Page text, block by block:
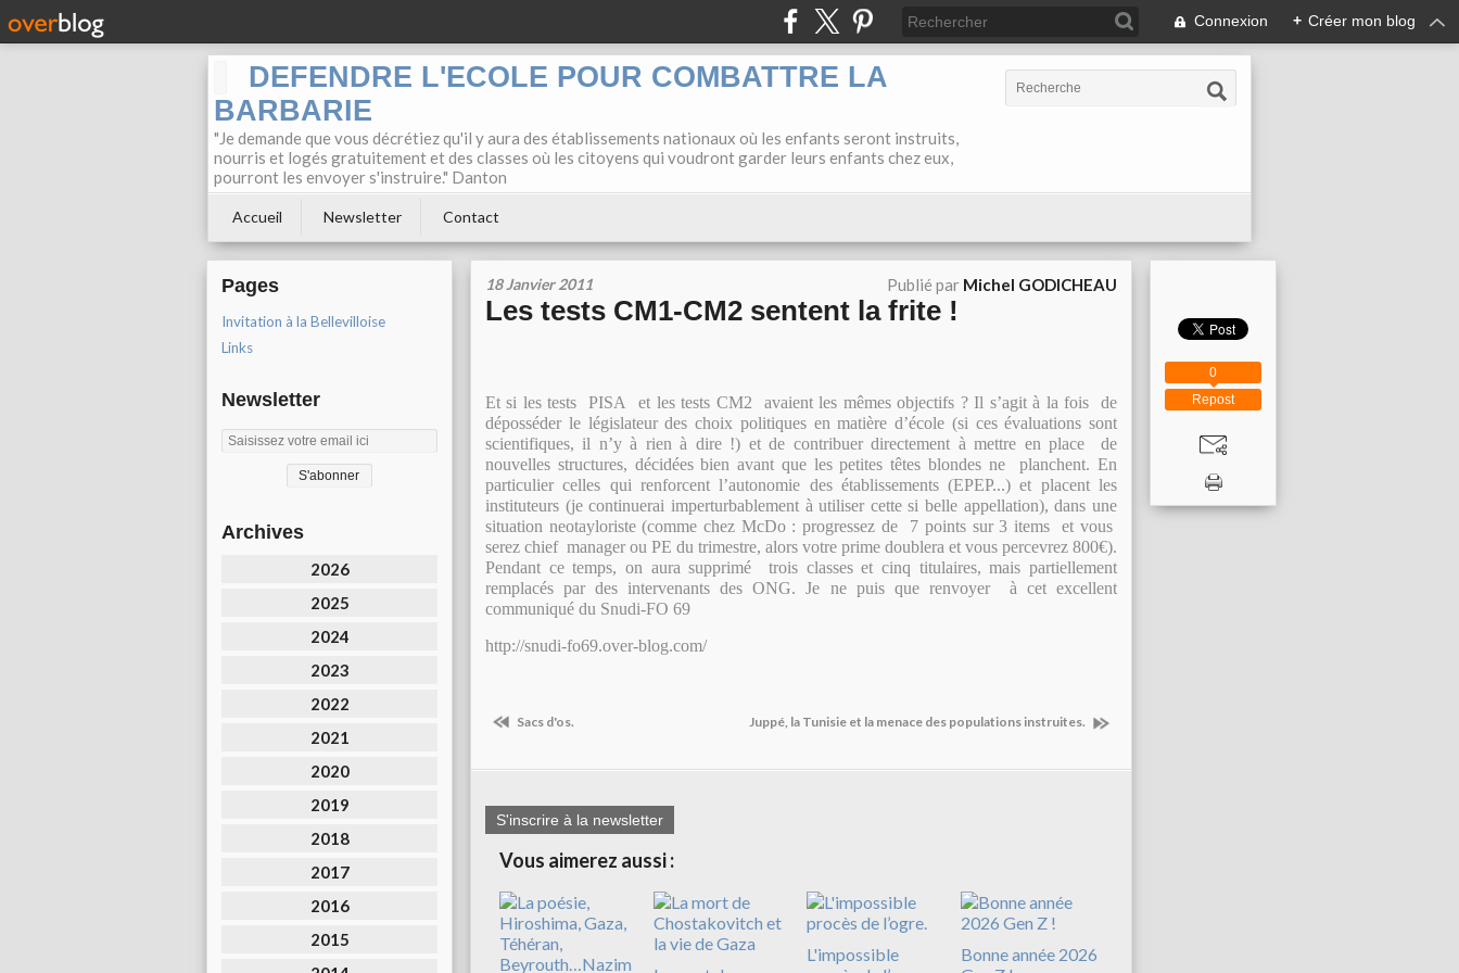
Connexion + Créer mon blog
DEFENDRE L'ECOLE POUR COMBATTRE LA
BARBARIE
"Je demande que vous décrétiez qu'il y aura des établissements nationaux où les enfants seront instruits,
nourris et logés gratuitement et des classes où les citoyens qui voudront garder leurs enfants chez eux,
pourront les envoyer s'instruire." Danton
Accueil Newsletter Contact
Pages
Invitation à la Bellevilloise
Links
Newsletter
Archives
2026
2025
2024
2023
2022
2021
2020
2019
2018
2017
2016
2015
18 Janvier 2011 Publié par Michel GODICHEAU
Les tests CM1-CM2 sentent la frite !
Et si les tests PISA et les tests CM2 avaient les mêmes objectifs ? Il s’agit à la fois de
déposséder le législateur des choix politiques en matière d’école (si ces évaluations sont
scientifiques, il n’y à rien à dire !) et de contribuer directement à mettre en place de
nouvelles structures, décidées bien avant que les petites têtes blondes ne planchent. En
particulier celles qui renforcent l’autonomie des établissements (EPEP...) et placent les
instituteurs (je continuerai imperturbablement à utiliser cette si belle appellation), dans une
situation neotayloriste (comme chez McDo : progressez de 7 points sur 3 items et vous
serez chief manager ou PE du trimestre, alors votre prime doublera et vous percevrez 800€).
Pendant ce temps, on aura supprimé trois classes et cinq titulaires, mais partiellement
remplacés par des intervenants des ONG. Je ne puis que renvoyer à cet excellent
communiqué du Snudi-FO 69
http://snudi-fo69.over-blog.com/
Sacs d'os. Juppé, la Tunisie et la menace des populations instruites.
S'inscrire à la newsletter
Vous aimerez aussi :
L'impossible
Bonne année 2026
Repost
0